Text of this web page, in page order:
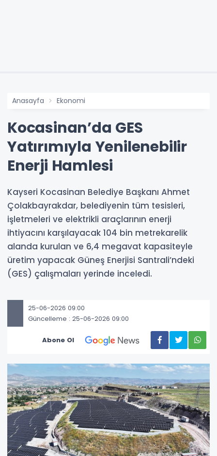
Anasayfa Ekonomi
Kocasinan’da GES
Yatırımıyla Yenilenebilir
Enerji Hamlesi
Kayseri Kocasinan Belediye Başkanı Ahmet
Çolakbayrakdar, belediyenin tüm tesisleri,
işletmeleri ve elektrikli araçlarının enerji
ihtiyacını karşılayacak 104 bin metrekarelik
alanda kurulan ve 6,4 megavat kapasiteyle
üretim yapacak Güneş Enerjisi Santrali’ndeki
(GES) çalışmaları yerinde inceledi.
25-06-2026 09:00
Güncelleme : 25-06-2026 09:00
Abone Ol